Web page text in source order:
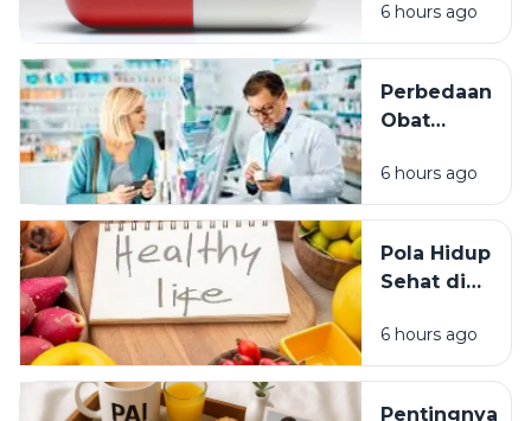
Sembarangan:
Penyebab
Antibiotik
yang Wajib
6 hours ago
Perbedaan
Obat
Obat
Bebas
dan Obat
Keras:
Memilih
Obat
dengan
6 hours ago
Pola Hidup
Sehat di
Kesibukan:
Tips
6 hours ago
Pentingnya